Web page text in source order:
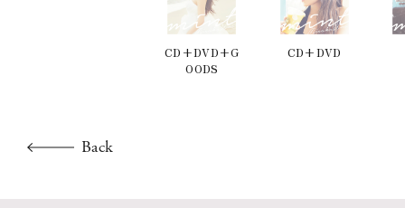
CD+DVD+G
OODS
CD+DVD
Back